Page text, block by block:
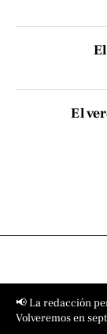
El
Contacto
📢 La redacción
Volveremos en